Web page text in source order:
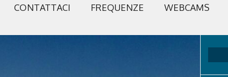
CONTATTACI FREQUENZE WEBCAMS